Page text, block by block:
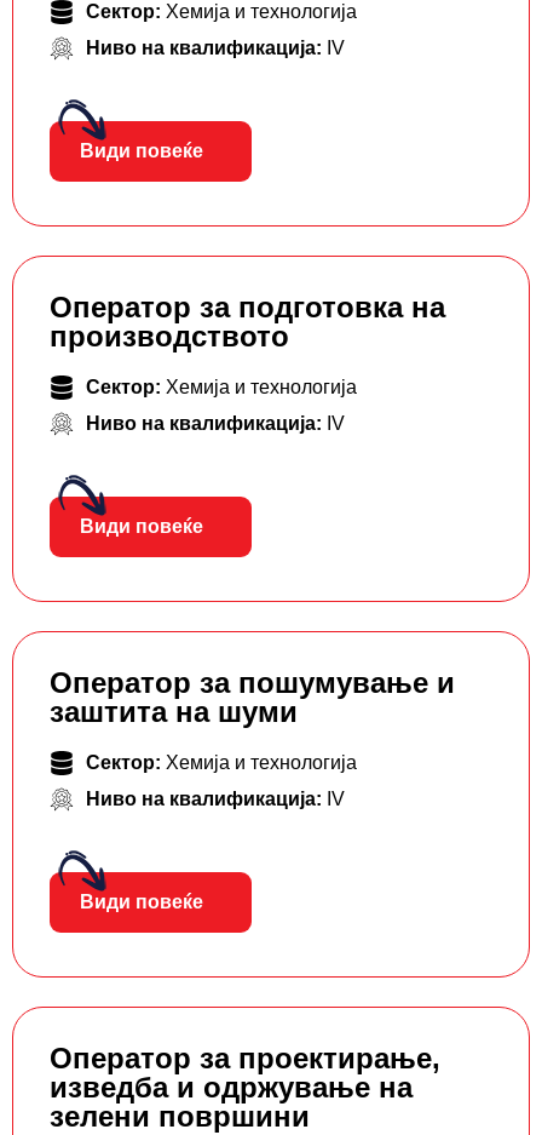
Сектор: Хемија и технологија
Ниво на квалификација: IV
Види повеќе
Оператор за подготовка на
производството
Сектор: Хемија и технологија
Ниво на квалификација: IV
Види повеќе
Оператор за пошумување и
заштита на шуми
Сектор: Хемија и технологија
Ниво на квалификација: IV
Види повеќе
Оператор за проектирање,
изведба и одржување на
зелени површини